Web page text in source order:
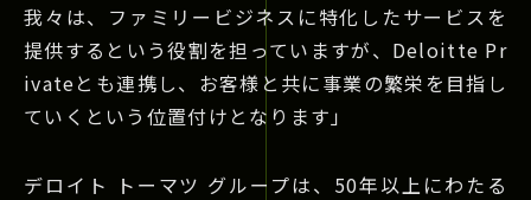
我々は、ファミリービジネスに特化したサービスを
提供するという役割を担っていますが、Deloitte Pr
ivateとも連携し、お客様と共に事業の繁栄を目指し
ていくという位置付けとなります」
デロイト トーマツ グループは、50年以上にわたる